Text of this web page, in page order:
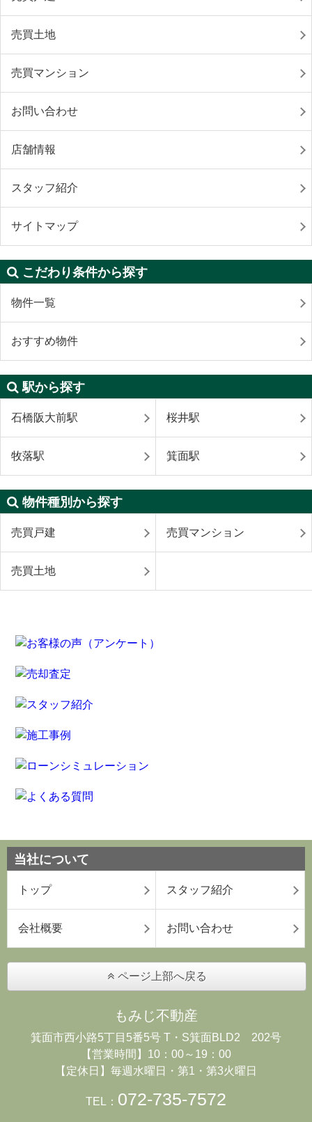
売買土地
売買マンション
お問い合わせ
店舗情報
スタッフ紹介
サイトマップ
こだわり条件から探す
物件一覧
おすすめ物件
駅から探す
石橋阪大前駅 桜井駅
牧落駅 箕面駅
物件種別から探す
売買戸建 売買マンション
売買土地
当社について
トップ スタッフ紹介
会社概要 お問い合わせ
ページ上部へ戻る
もみじ不動産
箕面市西小路5丁目5番5号 T・S箕面BLD2 202号
【営業時間】10：00～19：00
【定休日】毎週水曜日・第1・第3火曜日
TEL： 072-735-7572